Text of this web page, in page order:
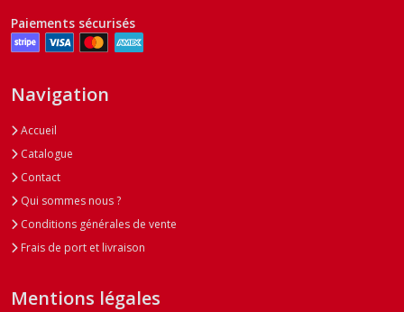
Paiements sécurisés
Navigation
Accueil
Catalogue
Contact
Qui sommes nous ?
Conditions générales de vente
Frais de port et livraison
Mentions légales